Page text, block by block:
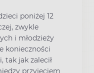
poniżej 12
zwykle
i młodzieży
konieczności
tak jak zalecił